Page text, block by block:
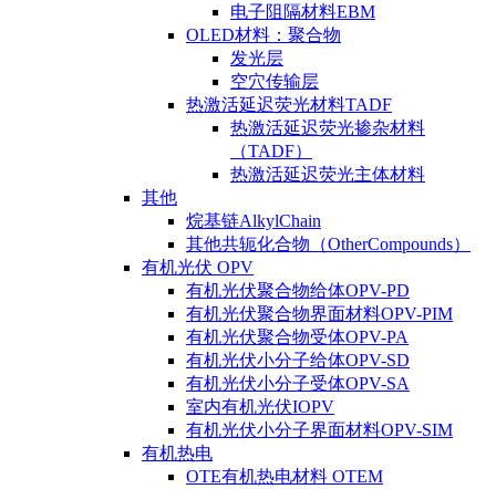
电子阻隔材料EBM
OLED材料：聚合物
发光层
空穴传输层
热激活延迟荧光材料TADF
热激活延迟荧光掺杂材料
（TADF）
热激活延迟荧光主体材料
其他
烷基链AlkylChain
其他共轭化合物（OtherCompounds）
有机光伏 OPV
有机光伏聚合物给体OPV-PD
有机光伏聚合物界面材料OPV-PIM
有机光伏聚合物受体OPV-PA
有机光伏小分子给体OPV-SD
有机光伏小分子受体OPV-SA
室内有机光伏IOPV
有机光伏小分子界面材料OPV-SIM
有机热电
OTE有机热电材料 OTEM